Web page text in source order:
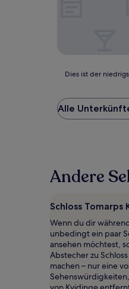
Dies
der
niedrigste
Preis
den
letzten
für
Aufenthalt
mit
1 Übernachtung
von
2 Erwachsenen
gefunden
Dies ist der
Alle
Andere
Schloss Tomarps
Wenn du dir
unbedingt ein paar
ansehen möchtest,
Abstecher zu
machen – nur eine